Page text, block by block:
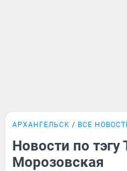
АРХАНГЕЛЬСК ВСЕ
Новости по тэгу
Морозовская